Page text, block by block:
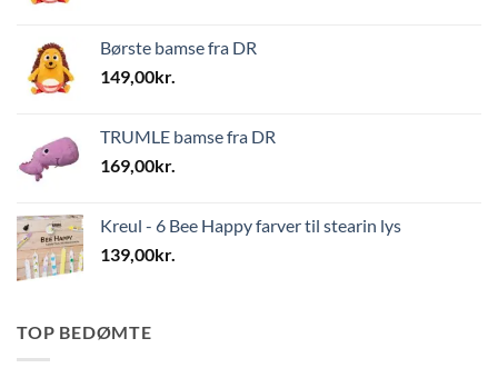
Børste bamse fra DR
149,00kr.
TRUMLE bamse fra DR
169,00kr.
Kreul - 6 Bee Happy farver til stearin lys
139,00kr.
TOP BEDØMTE